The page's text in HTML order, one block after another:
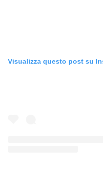
Visualizza questo post su